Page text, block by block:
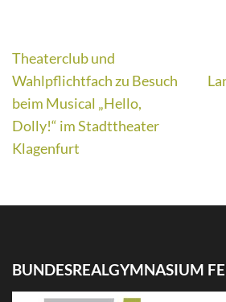
Beitragsnavigation
Theaterclub und
Wahlpflichtfach zu Besuch
beim Musical „Hello,
Dolly!“ im Stadttheater
Klagenfurt
BUNDESREALGYMNASIUM